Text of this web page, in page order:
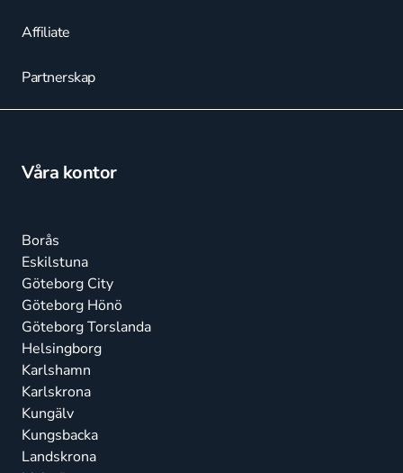
Affiliate
Partnerskap
Våra kontor
Borås
Eskilstuna
Göteborg City
Göteborg Hönö
Göteborg Torslanda
Helsingborg
Karlshamn
Karlskrona
Kungälv
Kungsbacka
Landskrona